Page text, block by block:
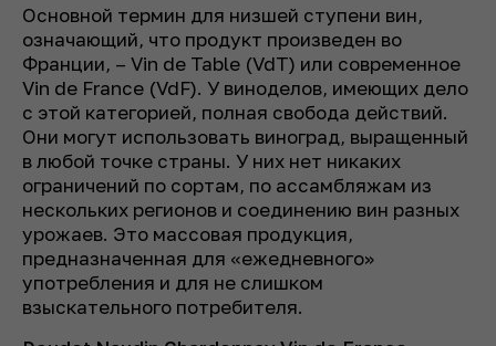
Основной термин для низшей ступени вин,
означающий, что продукт произведен во
Франции, – Vin de Table (VdT) или современное
Vin de France (VdF). У виноделов, имеющих дело
с этой категорией, полная свобода действий.
Они могут использовать виноград, выращенный
в любой точке страны. У них нет никаких
ограничений по сортам, по ассамбляжам из
нескольких регионов и соединению вин разных
урожаев. Это массовая продукция,
предназначенная для «ежедневного»
употребления и для не слишком
взыскательного потребителя.